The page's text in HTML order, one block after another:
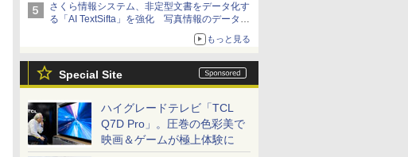
さくら情報システム、非定型文書をデータ化す
る「AI TextSifta」を強化 写真情報のデータ化
もっと見る
Special Site
ハイグレードテレビ「TCL
Q7D Pro」。圧巻の色彩美で
映画＆ゲームが極上体験に